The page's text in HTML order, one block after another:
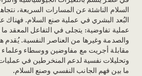
السلام الناشئة عن المسارات السريعة،
البُعد البشري في عملية صنع السلام.
عملية تفاوضية: يتجلى في التفاعل المعقد
والصدمة وغيرها من العناصر النفسية. يُقدم
مقابلة أجريت مع مفاوضين ووسطاء وعلماء
وتحليلات نفسية لدعم المنخرطين في
ما بين فهم الجانب النفسي وصنع السلام.